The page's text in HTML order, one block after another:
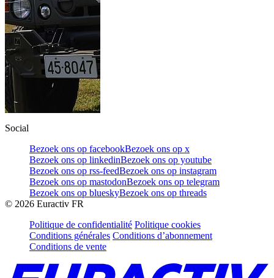
Social
Bezoek ons op facebookBezoek ons op x
Bezoek ons op linkedinBezoek ons op youtube
Bezoek ons op rss-feedBezoek ons op instagram
Bezoek ons op mastodonBezoek ons op telegram
Bezoek ons op blueskyBezoek ons op threads
© 2026 Euractiv FR
Politique de confidentialité Politique cookies
Conditions générales Conditions d’abonnement
Conditions de vente